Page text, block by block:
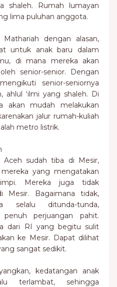
shaleh. Rumah lumayan
lima puluhan anggota.
dengan alasan,
untuk anak baru dalam
di mana mereka akan
senior-senior. Dengan
senior-seniornya
ahlul ‘ilmi yang shaleh. Di
akan mudah melakukan
jalur rumah-kuliah
metro listrik.
Aceh sudah tiba di Mesir,
yang mengatakan
Mereka juga tidak
Mesir. Bagaimana tidak,
selalu ditunda-tunda,
penuh perjuangan pahit.
dari RI yang begitu sulit
ke Mesir. Dapat dilihat
sangat sedikit.
kedatangan anak
terlambat, sehingga